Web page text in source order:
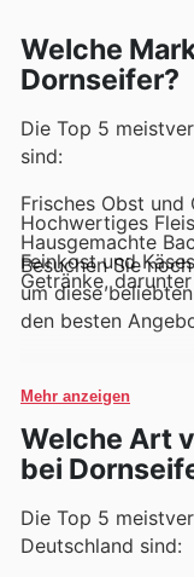
Welche
Dornseifer?
Die Top 5
sind:
Frisches Obst und
Hochwertiges
Hausgemachte
Feinkost und
Getränke,
Besuchen Sie
um diese
den besten
Mehr anzeigen
Welche Art
bei
Die Top 5
Deutschland sind: